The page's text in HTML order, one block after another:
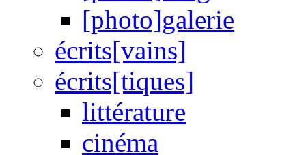
[photo]galerie
écrits[vains]
écrits[tiques]
littérature
cinéma